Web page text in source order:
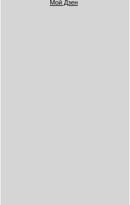
Мой Дзен